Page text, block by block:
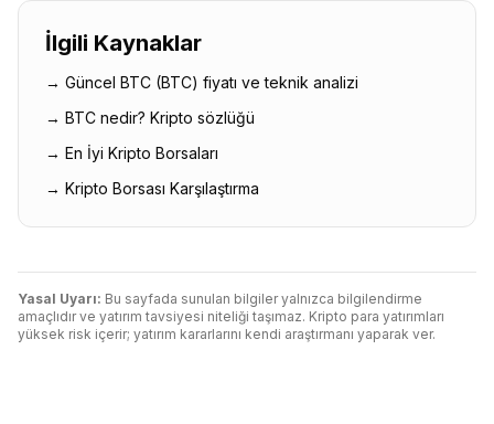
İlgili Kaynaklar
→ Güncel BTC (BTC) fiyatı ve teknik analizi
→ BTC nedir? Kripto sözlüğü
→ En İyi Kripto Borsaları
→ Kripto Borsası Karşılaştırma
Yasal Uyarı: Bu sayfada sunulan bilgiler yalnızca bilgilendirme
amaçlıdır ve yatırım tavsiyesi niteliği taşımaz. Kripto para yatırımları
yüksek risk içerir; yatırım kararlarını kendi araştırmanı yaparak ver.